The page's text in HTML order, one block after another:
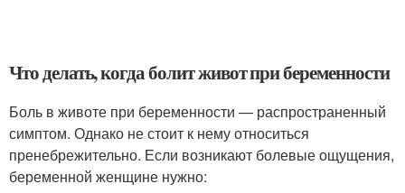
Что делать, когда болит живот при беременности
Боль в животе при беременности — распространенный
симптом. Однако не стоит к нему относиться
пренебрежительно. Если возникают болевые ощущения,
беременной женщине нужно: